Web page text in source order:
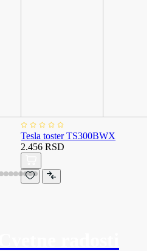
Tesla toster TS300BWX
2.456 RSD